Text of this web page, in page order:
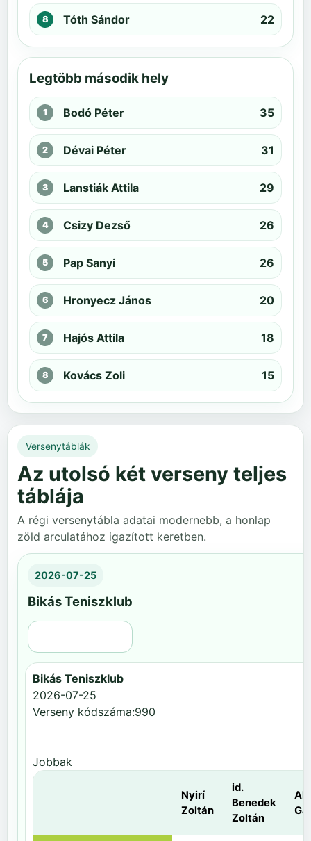
Tóth Sándor 22
Legtöbb második hely
Bodó Péter 35
Dévai Péter 31
Lanstiák Attila 29
Csizy Dezső 26
Pap Sanyi 26
Hronyecz János 20
Hajós Attila 18
Kovács Zoli 15
Versenytáblák
Az utolsó két verseny teljes
táblája
A régi versenytábla adatai modernebb, a honlap
zöld arculatához igazított keretben.
2026-07-25
Bikás Teniszklub
Bikás Teniszklub
2026-07-25
Verseny kódszáma:990
Jobbak
Nyirí
Zoltán
id.
Benedek
Zoltán